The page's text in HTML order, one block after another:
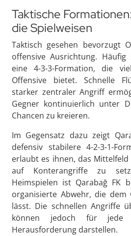
Taktische
die Spielweisen
Taktisch gesehen bevorzugt
offensive Ausrichtung.
eine 4-3-3-Formation, die
Offensive bietet. Schnelle
starker zentraler Angriff
Gegner kontinuierlich unter
Chancen zu kreieren.
Im Gegensatz dazu zeigt
defensiv stabilere 4-2-3-1-
erlaubt es ihnen, das
auf Konterangriffe zu
Heimspielen ist Qarabağ FK
organisierte Abwehr, die dem
lässt. Die schnellen Angriffe
können jedoch für jede
Herausforderung darstellen.